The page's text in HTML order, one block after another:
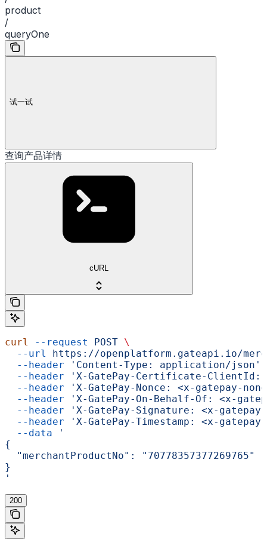
product
/
queryOne
试一试
查询产品详情
cURL
curl --request POST \
  --url
https://openplatform.gateapi.io/
  --header
'Content-Type: application/json'
  --header
'X-GatePay-Certificate-
  --header
'X-GatePay-Nonce: <x-gatepay-
  --header
'X-GatePay-On-Behalf-Of: <x-
  --header
'X-GatePay-Signature: <x-
  --header
'X-GatePay-Timestamp: <x-
  --data
'
{
  "merchantProductNo": "70778357377269765"
}
'
200